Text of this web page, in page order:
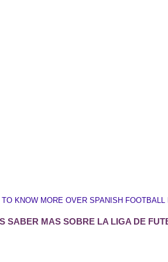
KNOW MORE OVER SPANISH FOOTBALL
SABER MAS SOBRE LA LIGA DE